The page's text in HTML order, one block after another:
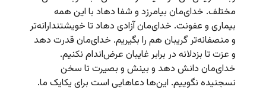
مختلف. خدای‌مان بیامرزد و شفا دهاد با این همه
بیماری و عفونت. خدای‌مان آزادی دهاد تا خویشتندارانه‌تر
و منصفانه‌تر گریبان هم را بگیریم. خدای‌مان قدرت دهد
و عزت تا بزدلانه در برابر غایبان عرض‌اندام نکنیم.
خدای‌مان دانش دهد و بینش و بصیرت تا سخن
نسجنیده نگوییم. این‌ها دعاهایی است برای یکایک ما.